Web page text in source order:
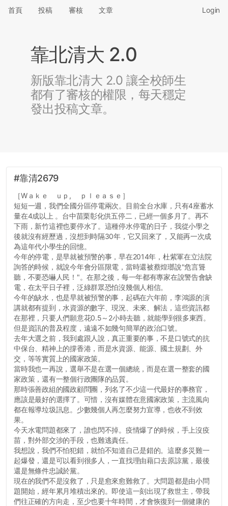
首頁 投稿 審核 文章 Login
靠北清大 2.0
新版靠北清大 2.0 讓全校師生
都有了審核的權限，每天穩定
發出投稿文章。
#靠清2679
［Wａｋｅ ｕｐ, ｐｌｅａｓｅ］
短短一週，我們全國分區停電兩次。目前全台水庫，只有4座蓄水
量在4成以上 。台中苗栗彰化供五停二，已經一個多月了。再不
下雨，新竹這裡也要停水了。這種停水停電的日子，我從小學之
後就沒有經歷過，沒想到時隔30年，它又回來了，又能再一次成
為這年代小學生的回憶。
今年的停電，是早就被預警的事，早在2014年，杜紫軍在立法院
詢答的時候，就說今年會分區限電，當時還被蔡煌瑯說"危言聳
聽，不要恐嚇人民！"。在那之後，每一年都有專家在說警告會缺
電，在太平日子裡，泛綠群眾恐怕沒幾個人相信。
今年的缺水，也是早就被預警的事，起碼在六年前，李鴻源的演
講就都有提到，水資源的數字、現況、未來、解法，這些資訊都
在那裡，只要人們願意花0.5～2小時去聽，就能學到很多東西。
但是資訊的普及程度，遠遠不如幾句簡單的政治口號。
去年大選之前，我到處跟人說，真正重要的事，不是口號式的抗
中保台、精神上的撐香港，而是水資源、能源、國土規劃、外
交，等等實質上的國家政策。
當時我也一再說，選舉不是在選一個總統，而是在選一整套的國
家政策，還有一整個行政團隊的品質。
那時張善政組的國政顧問團，列名了不少這一代最好的事務官，
應該是最好的選擇了。可惜，沒有媒體在意國家政策，主流風向
都在報導垃圾訊息。少數幾個人再怎麼努力宣導，也收不到效
果。
今天水電問題都來了，誰也閃不掉。疫情爆了的時候，手上沒疫
苗，對外部交涉的手段，也難逃責任。
我想說，我們不怕犯錯，就怕不知道自己是錯的。這麼多災難一
起爆發，還是可以看到很多人，一直找理由藉口去原諒黨，最後
還是無條件忠誠於黨。
現在的我們不是沒救了，只是愈來愈難救了。大問題都是由小問
題開始，經年累月堆積出來的。即使這一刻出現了救世主，帶我
們往正確的方向走，至少也要十年時間，才會恢復到一個健康的